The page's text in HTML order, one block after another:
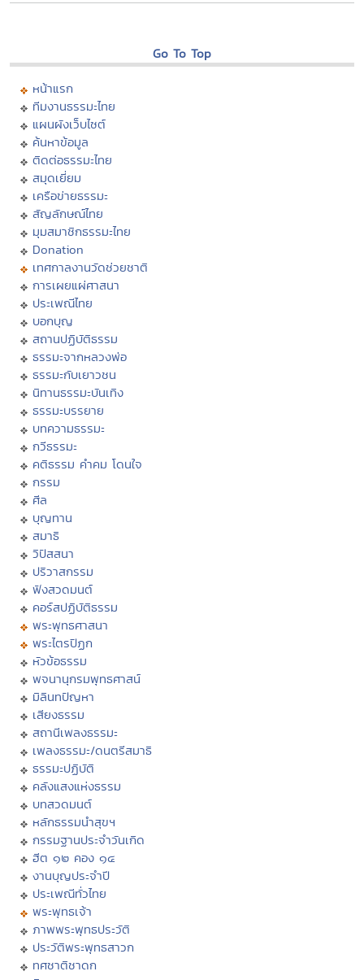
Go To Top
หน้าแรก
ทีมงานธรรมะไทย
แผนผังเว็บไซต์
ค้นหาข้อมูล
ติดต่อธรรมะไทย
สมุดเยี่ยม
เครือข่ายธรรมะ
สัญลักษณ์ไทย
มุมสมาชิกธรรมะไทย
Donation
เทศกาลงานวัดช่วยชาติ
การเผยแผ่ศาสนา
ประเพณีไทย
บอกบุญ
สถานปฏิบัติธรรม
ธรรมะจากหลวงพ่อ
ธรรมะกับเยาวชน
นิทานธรรมะบันเทิง
ธรรมะบรรยาย
บทความธรรมะ
กวีธรรมะ
คติธรรม คำคม โดนใจ
กรรม
ศีล
บุญทาน
สมาธิ
วิปัสสนา
ปริวาสกรรม
ฟังสวดมนต์
คอร์สปฏิบัติธรรม
พระพุทธศาสนา
พระไตรปิฏก
หัวข้อธรรม
พจนานุกรมพุทธศาสน์
มิลินทปัญหา
เสียงธรรม
สถานีเพลงธรรมะ
เพลงธรรมะ/ดนตรีสมาธิ
ธรรมะปฏิบัติ
คลังแสงแห่งธรรม
บทสวดมนต์
หลักธรรมนำสุขฯ
กรรมฐานประจำวันเกิด
ฮีต ๑๒ คอง ๑๔
งานบุญประจำปี
ประเพณีทั่วไทย
พระพุทธเจ้า
ภาพพระพุทธประวัติ
ประวัติพระพุทธสาวก
ทศชาติชาดก